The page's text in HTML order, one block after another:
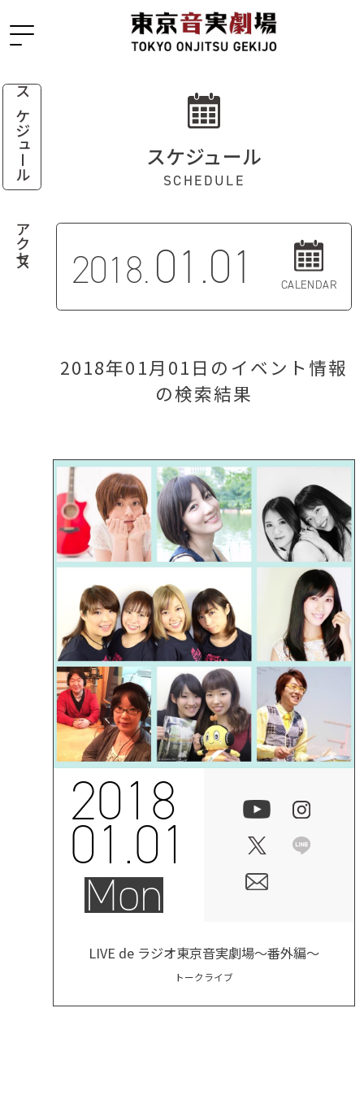
スケジュール
アクセス
スケジュール
SCHEDULE
2018.01.01 CALENDAR
2018年01月01日のイベント情報
の検索結果
2018
01.01
Mon
LIVE de ラジオ東京音実劇場～番外編～
トークライブ